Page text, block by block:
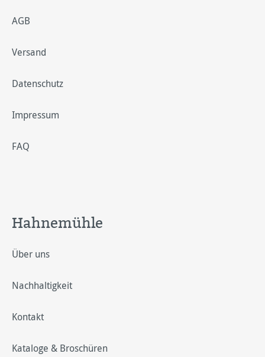
AGB
Versand
Datenschutz
Impressum
FAQ
Hahnemühle
Über uns
Nachhaltigkeit
Kontakt
Kataloge & Broschüren